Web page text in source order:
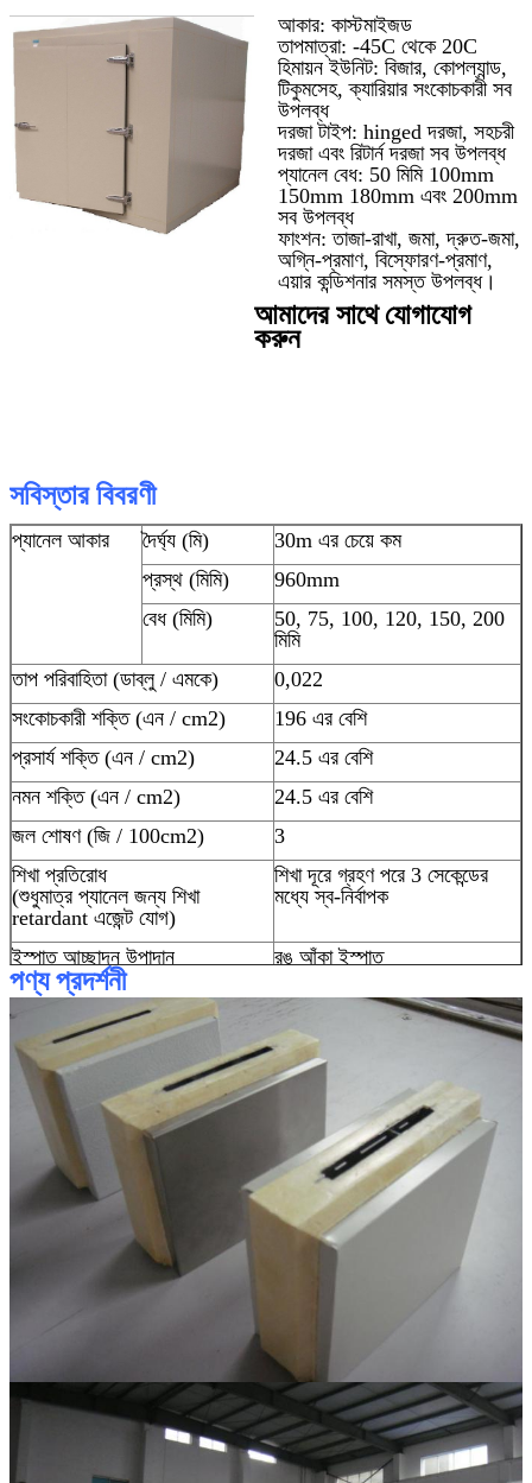
আকার: কাস্টমাইজড
তাপমাত্রা: -45C থেকে 20C
হিমায়ন ইউনিট: বিজার, কোপল্যান্ড,
টিকুমসেহ, ক্যারিয়ার সংকোচকারী সব
উপলব্ধ
দরজা টাইপ: hinged দরজা, সহচরী
দরজা এবং রিটার্ন দরজা সব উপলব্ধ
প্যানেল বেধ: 50 মিমি 100mm
150mm 180mm এবং 200mm
সব উপলব্ধ
ফাংশন: তাজা-রাখা, জমা, দ্রুত-জমা,
অগ্নি-প্রমাণ, বিস্ফোরণ-প্রমাণ,
এয়ার কন্ডিশনার সমস্ত উপলব্ধ।
আমাদের সাথে যোগাযোগ
করুন
সবিস্তার বিবরণী
প্যানেল আকার দৈর্ঘ্য (মি)
30m এর চেয়ে কম
প্রস্থ (মিমি)
960mm
বেধ (মিমি)
50, 75, 100, 120, 150, 200
মিমি
তাপ পরিবাহিতা (ডাব্লু / এমকে)
0,022
সংকোচকারী শক্তি (এন / cm2)
196 এর বেশি
প্রসার্য শক্তি (এন / cm2)
24.5 এর বেশি
নমন শক্তি (এন / cm2)
24.5 এর বেশি
জল শোষণ (জি / 100cm2)
3
শিখা প্রতিরোধ
(শুধুমাত্র প্যানেল জন্য শিখা
retardant এজেন্ট যোগ)
শিখা দূরে গ্রহণ পরে 3 সেকেন্ডের
মধ্যে স্ব-নির্বাপক
ইস্পাত আচ্ছাদন উপাদান
রঙ আঁকা ইস্পাত
Galvanized ইস্পাত
পণ্য প্রদর্শনী